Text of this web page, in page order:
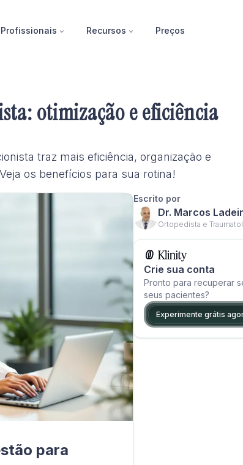
Profissionais Recursos Preços
otimização e eficiência
traz mais eficiência, organização e
os benefícios para sua rotina!
para
Escrito por
Dr. Marcos
Ortopedista e
Crie sua conta
Pronto para recuperar
seus pacientes?
Experimente grátis